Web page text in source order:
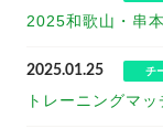
2025和歌山・串
2025.01.25 チ
トレーニングマ